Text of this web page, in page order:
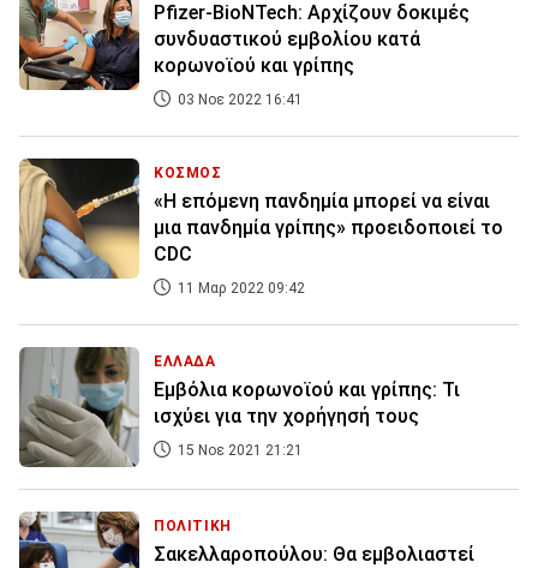
Pfizer-BioNTech: Αρχίζουν δοκιμές
συνδυαστικού εμβολίου κατά
κορωνοϊού και γρίπης
03 Νοε 2022 16:41
ΚΟΣΜΟΣ
«Η επόμενη πανδημία μπορεί να είναι
μια πανδημία γρίπης» προειδοποιεί το
CDC
11 Μαρ 2022 09:42
ΕΛΛΑΔΑ
Εμβόλια κορωνοϊού και γρίπης: Τι
ισχύει για την χορήγησή τους
15 Νοε 2021 21:21
ΠΟΛΙΤΙΚΗ
Σακελλαροπούλου: Θα εμβολιαστεί